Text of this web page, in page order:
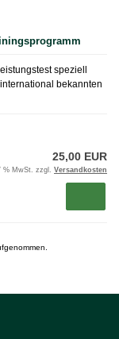
speziell
bekannten
25,00 EUR
% MwSt. zzgl. Versandkosten